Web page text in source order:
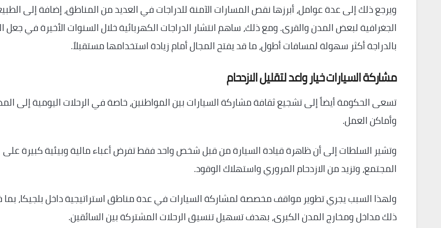
ويرجع ذلك إلى عدة عوامل، أبرزها نقص المسارات الآمنة للدراجات في العديد من المناطق، إضافة إلى
الجغرافية لبعض المدن والقرى. ومع ذلك، ساهم انتشار الدراجات الكهربائية خلال السنوات الأخيرة في جعل
بالدراجة أكثر سهولة لمسافات أطول، ما قد يفتح المجال أمام زيادة استخدامها مستقبلاً.
مشاركة السيارات خيار واعد لتقليل الازدحام
تسعى الحكومة أيضاً إلى تشجيع ثقافة مشاركة السيارات بين المواطنين، خاصة في الرحلات اليومية إلى
وأماكن العمل.
وتشير السلطات إلى أن ظاهرة قيادة السيارة من قبل شخص واحد فقط تفرض أعباء مالية وبيئية كبيرة على
المجتمع، وتزيد من الازدحام المروري واستهلاك الوقود.
ولهذا السبب يجري تطوير مواقف مخصصة لمشاركة السيارات في عدة مناطق استراتيجية داخل بلجيكا،
ذلك مداخل ومخارج المدن الكبرى، بهدف تسهيل تنسيق الرحلات المشتركة بين السائقين.